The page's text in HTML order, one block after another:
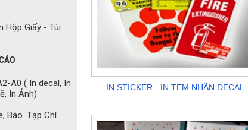
Hộp Giấy - Túi
A0 ( In decal, In
In Ảnh)
Báo. Tạp Chí
IN STICKER - IN TEM NHÃN DECAL